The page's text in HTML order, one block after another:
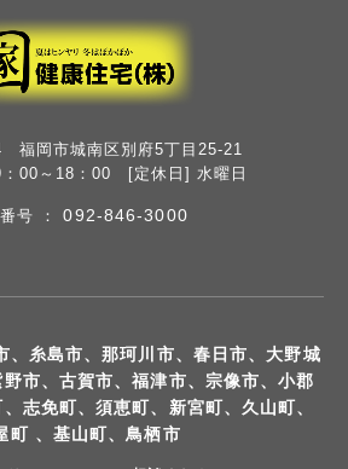
福岡市城南区別府5丁目25-21
00～18：00 [定休日] 水曜日
番号 ：092-846-3000
、糸島市、那珂川市、春日市、大野城
市、古賀市、福津市、宗像市、小郡
志免町、須恵町、新宮町、久山町、
町 、基山町、鳥栖市